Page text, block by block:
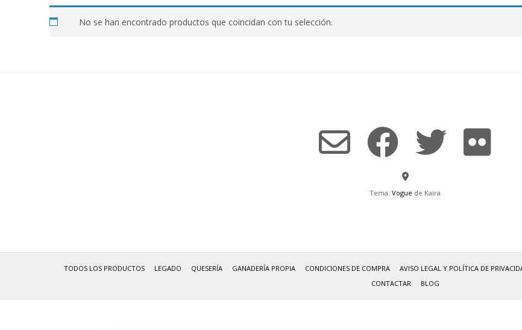
No se han encontrado productos que coincidan con tu selección.
Tema: Vogue de Kaira
TODOS LOS PRODUCTOS LEGADO QUESERÍA GANADERÍA PROPIA CONDICIONES DE COMPRA AVISO LEGAL Y POLÍTICA DE
CONTACTAR
BLOG